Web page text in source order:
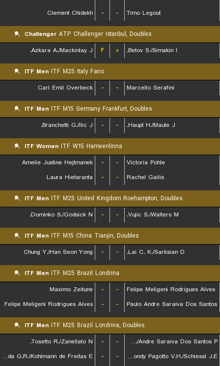
Clement Chidekh
- - Timo Legout
Challenger ATP Challenger Istanbul, Doubles
Azkara A./Mackinlay J.
۲ ۰ Betov S./Simakin I.
ITF Men ITF M25 Italy Fano
Carl Emil Overbeck
- - Marcello Serafini
ITF Men ITF M15 Germany Frankfurt, Doubles
Branchetti G./Ilic J.
- - Haupt H./Maute J.
ITF Women ITF W15 Hameenlinna
Amelie Justine Hejtmanek
- -
Victoria Pohle
Laura Hietaranta
- - Rachel Gailis
ITF Men ITF M25 United Kingdom Roehampton, Doubles
Dominko S./Godsick N.
- - Vujic S./Walters M.
ITF Men ITF M15 China Tianjin, Doubles
Chung Y./Han Seon Yong
- - Lai C. K./Sarksian D.
ITF Men ITF M25 Brazil Londrina
Maximo Zeitune
- -
Felipe Meligeni Rodrigues Alves
Felipe Meligeni Rodrigues Alves
- - Paulo Andre Saraiva Dos Santos
ITF Men ITF M25 Brazil Londrina, Doubles
Tosetto R./Zanellato N.
- -
Leite W./Andre Saraiva Dos Santos P.
de Almeida G.R./Kohlmann de Freitas E.
- -
Remondy Pagotto V.H./Schiessl J.E.